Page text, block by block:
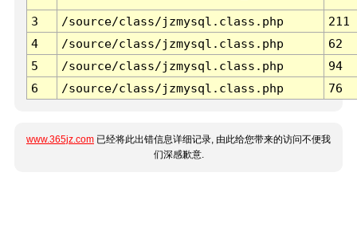
3 /source/class/jzmysql.class.php
211
4
/source/class/jzmysql.class.php
62
5
/source/class/jzmysql.class.php
94
6
/source/class/jzmysql.class.php 76
www.365jz.com 已经将此出错信息详细记录, 由此给您带来的访问不便我
们深感歉意.